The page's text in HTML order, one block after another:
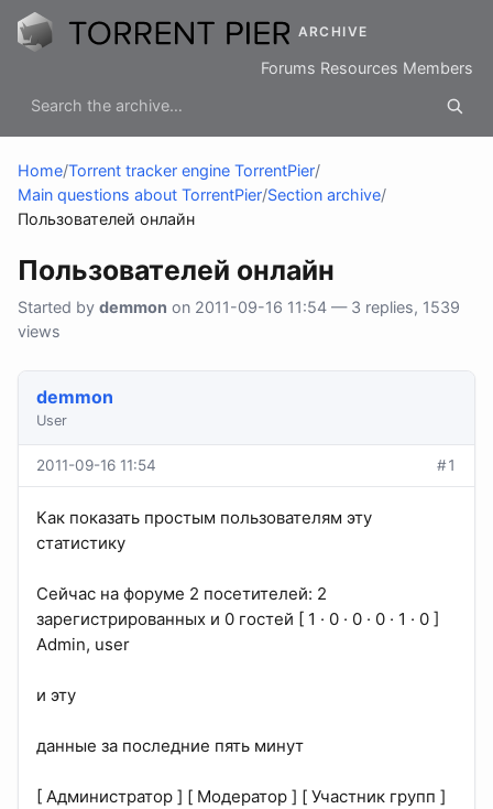
ARCHIVE
Forums Resources Members
Home/Torrent tracker engine TorrentPier/
Main questions about TorrentPier/Section archive/
Пользователей онлайн
Пользователей онлайн
Started by demmon on 2011-09-16 11:54 — 3 replies, 1539
views
demmon
User
2011-09-16 11:54 #1
Как показать простым пользователям эту
статистику
Сейчас на форуме 2 посетителей: 2
зарегистрированных и 0 гостей [ 1 · 0 · 0 · 0 · 1 · 0 ]
Admin, user
и эту
данные за последние пять минут
[ Администратор ] [ Модератор ] [ Участник групп ]